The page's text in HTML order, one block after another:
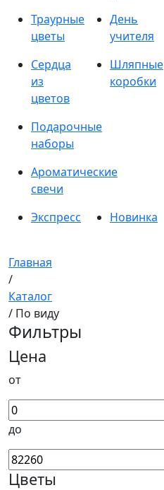
Траурные
цветы
День
учителя
Сердца
из
цветов
Шляпные
коробки
Подарочные
наборы
Ароматические
свечи
Экспресс
Новинка
Главная
/
Каталог
/ По виду
Фильтры
Цена
от
до
Цветы